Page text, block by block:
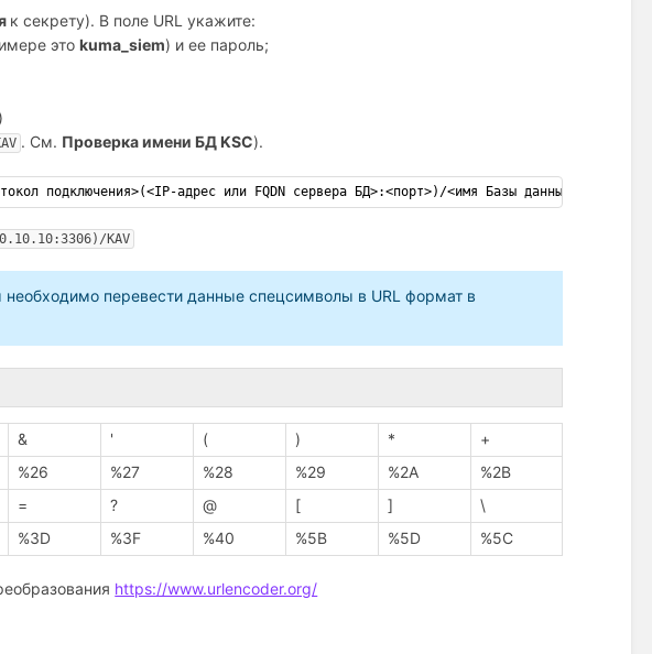
к секрету). В поле URL укажите:
этоkuma_siem) и ее пароль;
)
. См. Проверка имени БД KSC).
подключения>(<IP-адрес или FQDN сервера БД>:<порт>)/<имя Базы данных>
KAV
перевести данные спецсимволы в URL формат в
& ' ( ) *
+
%26 %27 %28 %29 %2A
%2B
= ? @ [ ]
\
%3D %3F %40 %5B %5D %5C
https://www.urlencoder.org/